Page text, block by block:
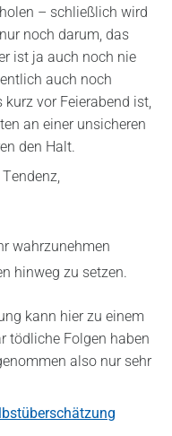
– schließlich wird
noch darum, das
ist ja auch noch nie
auch noch
vor Feierabend ist,
an einer unsicheren
den Halt.
wahrzunehmen
hinweg zu setzen.
kann hier zu einem
tödliche Folgen haben
also nur sehr